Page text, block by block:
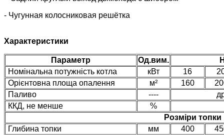
- Чугунная колосниковая решётка
Характеристики
Параметр Од.вим.
Номінальна потужність котла
кВт 16
Орієнтовна площа опалення
м² 160
Паливо
----
ККД, не менше
%
Розміри топки
Глибина топки
мм 400